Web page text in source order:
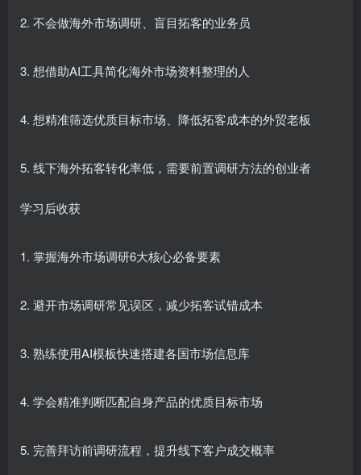
2. 不会做海外市场调研、盲目拓客的业务员
3. 想借助AI工具简化海外市场资料整理的人
4. 想精准筛选优质目标市场、降低拓客成本的外贸老板
5. 线下海外拓客转化率低，需要前置调研方法的创业者
学习后收获
1. 掌握海外市场调研6大核心必备要素
2. 避开市场调研常见误区，减少拓客试错成本
3. 熟练使用AI模板快速搭建各国市场信息库
4. 学会精准判断匹配自身产品的优质目标市场
5. 完善拜访前调研流程，提升线下客户成交概率